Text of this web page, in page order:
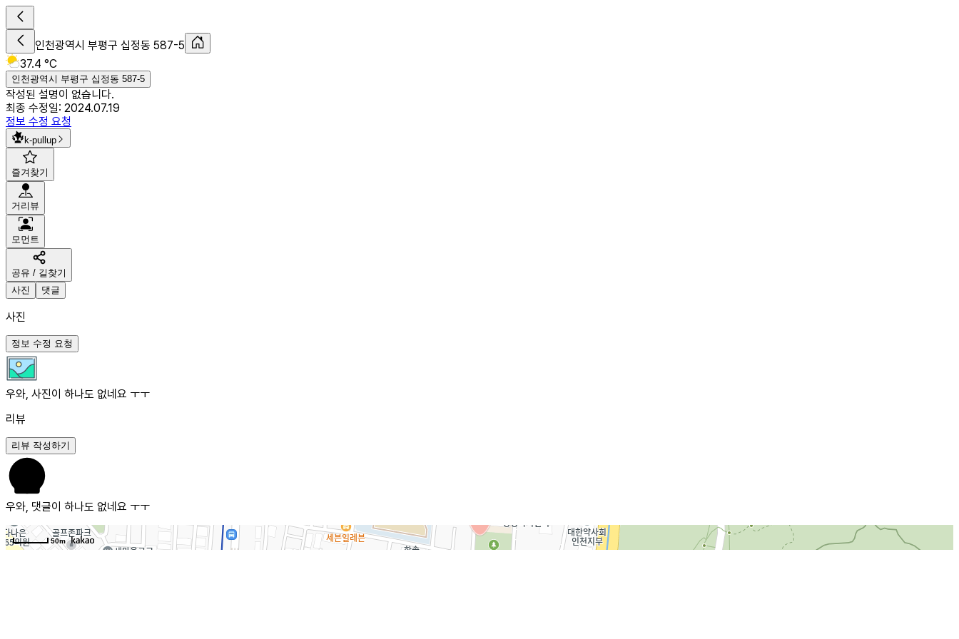
인천광역시 부평구 십정동 587-5
37.4 °C
인천광역시 부평구 십정동 587-5
작성된 설명이 없습니다.
최종 수정일: 2024.07.19
정보 수정 요청
k-pullup
즐겨찾기
거리뷰
모먼트
공유 / 길찾기
사진
댓글
사진
정보 수정 요청
우와, 사진이 하나도 없네요 ㅜㅜ
리뷰
리뷰 작성하기
우와, 댓글이 하나도 없네요 ㅜㅜ
50m